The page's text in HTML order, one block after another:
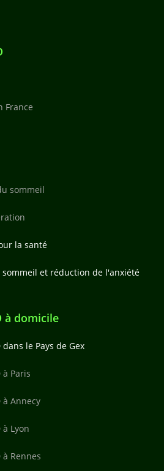
France
sommeil
la santé
et réduction de l'anxiété
à domicile
le Pays de Gex
Paris
à Annecy
Lyon
Rennes